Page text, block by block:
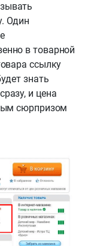
Один
в товарной
ссылку
знать
и цена
сюрпризом